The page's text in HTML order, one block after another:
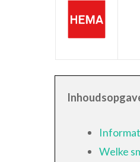
Welke